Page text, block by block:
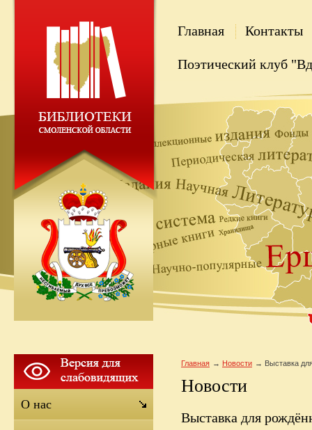
Главная Контакты
Поэтический клуб
Главная Новости Выставка
Новости
Выставка для
О нас